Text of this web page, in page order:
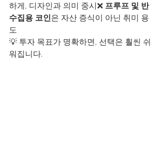
하게, 디자인과 의미 중시❌ 프루프 및 반
수집용 코인은 자산 증식이 아닌 취미 용
도
💡 투자 목표가 명확하면, 선택은 훨씬 쉬
워집니다.